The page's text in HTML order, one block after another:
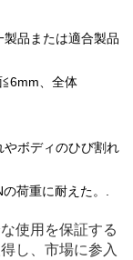
品または適合製品
、全体
ボディのひび割れ
荷重に耐えた。.
使用を保証する
し、市場に参入